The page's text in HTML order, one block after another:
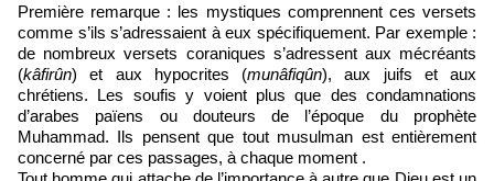
Première remarque : les mystiques comprennent ces versets
comme s’ils s’adressaient à eux spécifiquement. Par exemple :
de nombreux versets coraniques s’adressent aux mécréants
(kâfirûn) et aux hypocrites (munâfiqûn), aux juifs et aux
chrétiens. Les soufis y voient plus que des condamnations
d’arabes païens ou douteurs de l’époque du prophète
Muhammad. Ils pensent que tout musulman est entièrement
concerné par ces passages, à chaque moment .